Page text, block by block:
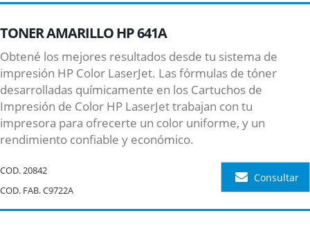
TONER AMARILLO HP 641A
Obtené los mejores resultados desde tu sistema de
impresión HP Color LaserJet. Las fórmulas de tóner
desarrolladas químicamente en los Cartuchos de
Impresión de Color HP LaserJet trabajan con tu
impresora para ofrecerte un color uniforme, y un
rendimiento confiable y económico.
COD.20842
COD. FAB. C9722A
Consultar